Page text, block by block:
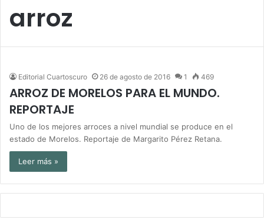
arroz
Editorial Cuartoscuro 26 de agosto de 2016 1 469
ARROZ DE MORELOS PARA EL MUNDO.
REPORTAJE
Uno de los mejores arroces a nivel mundial se produce en el
estado de Morelos. Reportaje de Margarito Pérez Retana.
Leer más »